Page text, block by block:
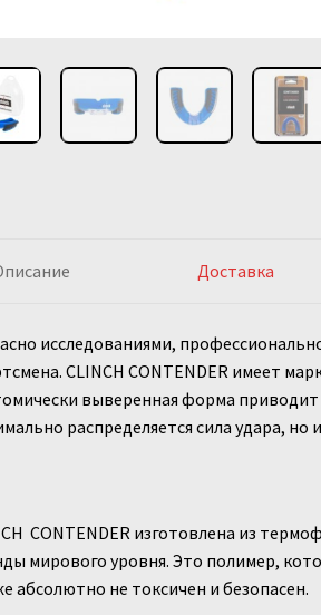
Доставка
исследованиями,
CLINCH CONTENDER имеет
выверенная форма
распределяется сила удара,
CONTENDER изготовлена из
мирового уровня. Это полимер,
абсолютно не токсичен и безопасен.